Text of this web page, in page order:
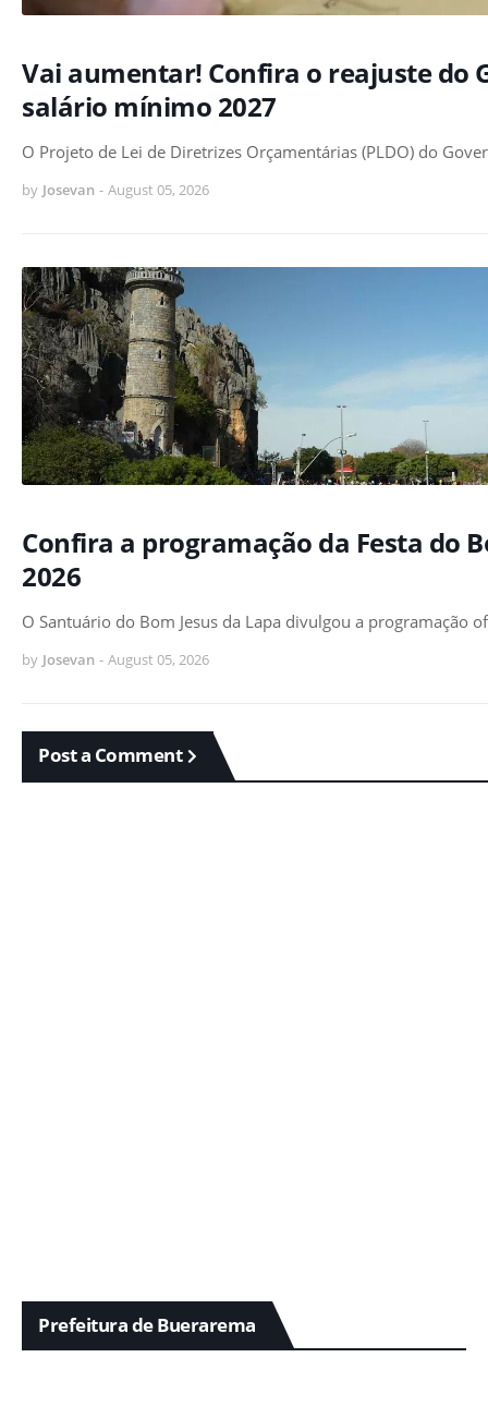
Vai aumentar! Confira o reajuste do
salário mínimo 2027
O Projeto de Lei de Diretrizes Orçamentárias (PLDO) do
by Josevan - August 05, 2026
Confira a programação da Festa do
2026
O Santuário do Bom Jesus da Lapa divulgou a programação
by Josevan - August 05, 2026
Post a Comment
Prefeitura de Buerarema